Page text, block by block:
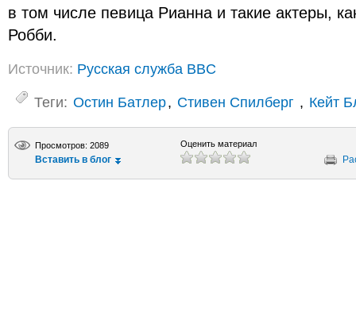
в том числе певица Рианна и такие актеры,
Робби.
Источник: Русская служба BBC
Теги: Остин Батлер, Стивен Спилберг , Кейт
Просмотров: 2089
Вставить в блог
Оценить материал